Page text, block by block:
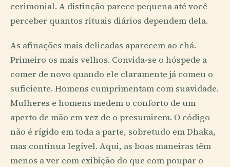
cerimonial. A distinção parece pequena até você
perceber quantos rituais diários dependem dela.
As afinações mais delicadas aparecem ao chá.
Primeiro os mais velhos. Convida-se o hóspede a
comer de novo quando ele claramente já comeu o
suficiente. Homens cumprimentam com suavidade.
Mulheres e homens medem o conforto de um
aperto de mão em vez de o presumirem. O código
não é rígido em toda a parte, sobretudo em Dhaka,
mas continua legível. Aqui, as boas maneiras têm
menos a ver com exibição do que com poupar o